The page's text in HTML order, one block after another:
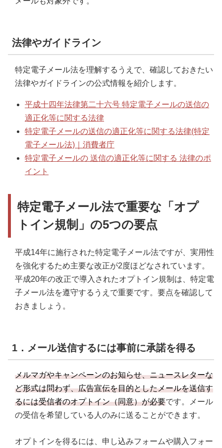
法律やガイドライン
特定電子メール法を理解するうえで、確認しておきたい
法律やガイドラインの公式情報を紹介します。
平成十四年法律第二十六号 特定電子メールの送信の
適正化等に関する法律
特定電子メールの送信の適正化等に関する法律(特定
電子メール法)｜消費者庁
特定電子メールの 送信の適正化等に関する 法律のポ
イント
特定電子メール法で重要な「オプ
トイン規制」の5つの要点
平成14年に施行された特定電子メール法ですが、実用性
を強化するため主要な改正が2度ほどなされています。
平成20年の改正で導入されたオプトイン規制は、特定電
子メール法を遵守するうえで重要です。要点を確認して
おきましょう。
1．メール送信するには事前に承諾を得る
メルマガやキャンペーンのお知らせ、ニュースレターな
ど形式は問わず、広告宣伝を目的としたメールを送信す
るには受信者のオプトイン（同意）が必要です。メール
の受信を希望している人のみに送ることができます。
オプトインを得るには、申し込みフォームや購入フォー